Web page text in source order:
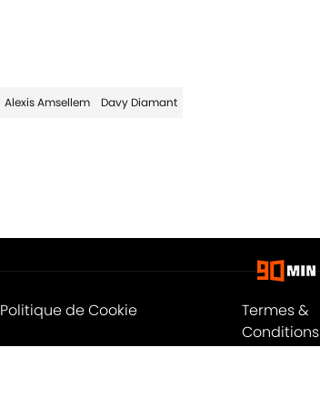
Alexis Amsellem Davy Diamant
Politique de Cookie
Termes &
Conditions